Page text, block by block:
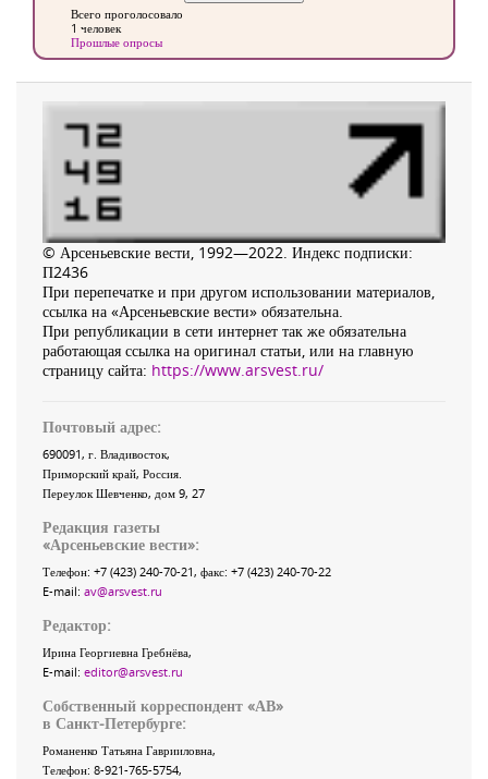
Всего проголосовало
1 человек
Прошлые опросы
© Арсеньевские вести, 1992—2022. Индекс подписки:
П2436
При перепечатке и при другом использовании материалов,
ссылка на «Арсеньевские вести» обязательна.
При републикации в сети интернет так же обязательна
работающая ссылка на оригинал статьи, или на главную
страницу сайта: https://www.arsvest.ru/
Почтовый адрес:
690091, г. Владивосток,
Приморский край, Россия.
Переулок Шевченко, дом 9, 27
Редакция газеты
«Арсеньевские вести»:
Телефон: +7 (423) 240-70-21, факс: +7 (423) 240-70-22
E-mail: av@arsvest.ru
Редактор:
Ирина Георгиевна Гребнёва,
E-mail: editor@arsvest.ru
Собственный корреспондент «АВ»
в Санкт-Петербурге:
Романенко Татьяна Гаврииловна,
Телефон: 8-921-765-5754,